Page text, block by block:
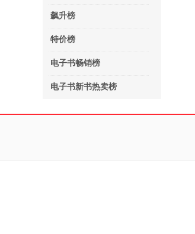
飙升榜
特价榜
电子书畅销榜
电子书新书热卖榜